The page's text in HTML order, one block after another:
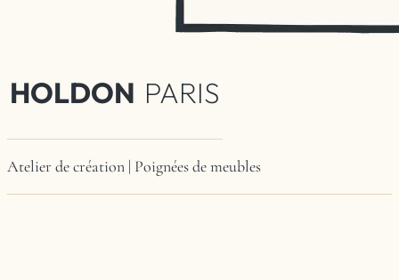
HOLDON PARIS
Atelier de création | Poignées de meubles